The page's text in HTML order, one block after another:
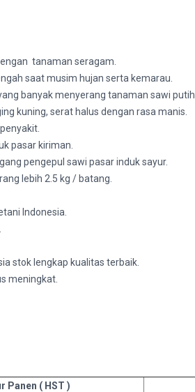
tanaman seragam.
saat musim hujan serta kemarau.
banyak menyerang tanaman sawi putih.
kuning, serat halus dengan rasa manis.
pasar kiriman.
pengepul sawi pasar induk sayur.
lebih 2.5 kg / batang.
Indonesia.
stok lengkap kualitas terbaik.
meningkat.
Panen ( HST )